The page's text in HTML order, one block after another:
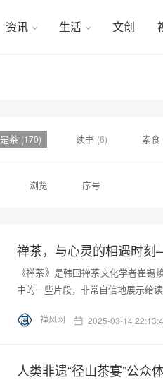
资讯 生活 文创
是茶 (170) 读书 (6) 素食
浏览 序号
禅茶，与心灵的相遇时
《禅茶》是韩国禅茶文化学者崔
中的一些片段，非常自信地展示给
禅风网 2025-03-14
人类非遗“径山茶宴”公众